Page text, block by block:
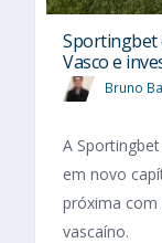
Sportingbet
Vasco e
Bruno
A
em novo
próxima
vascaíno.